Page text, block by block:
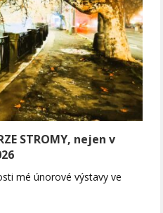
STROMY, nejen v
mé únorové výstavy ve